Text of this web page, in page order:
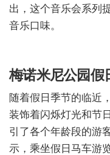
出，这个音乐会系列
音乐口味。
梅诺米尼公园假
随着假日季节的临近
装饰着闪烁灯光和节
引了各个年龄段的游
示，乘坐假日马车游